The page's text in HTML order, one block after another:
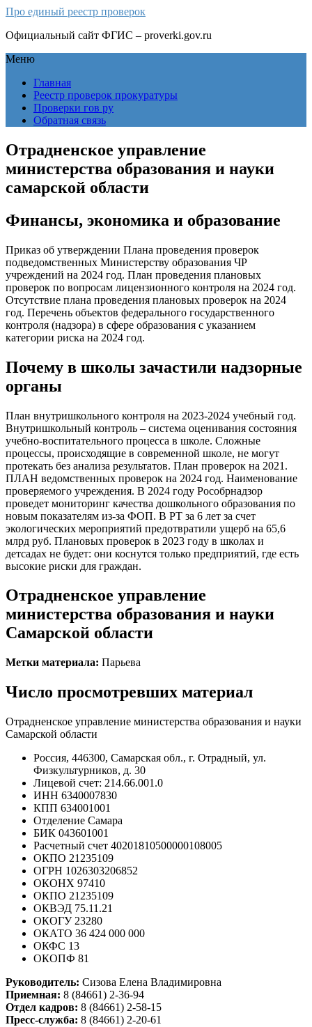
Про единый реестр проверок
Официальный сайт ФГИС – proverki.gov.ru
Меню
Главная
Реестр проверок прокуратуры
Проверки гов ру
Обратная связь
Отрадненское управление
министерства образования и науки
самарской области
Финансы, экономика и образование
Приказ об утверждении Плана проведения проверок
подведомственных Министерству образования ЧР
учреждений на 2024 год. План проведения плановых
проверок по вопросам лицензионного контроля на 2024 год.
Отсутствие плана проведения плановых проверок на 2024
год. Перечень объектов федерального государственного
контроля (надзора) в сфере образования с указанием
категории риска на 2024 год.
Почему в школы зачастили надзорные
органы
План внутришкольного контроля на 2023-2024 учебный год.
Внутришкольный контроль – система оценивания состояния
учебно-воспитательного процесса в школе. Сложные
процессы, происходящие в современной школе, не могут
протекать без анализа результатов. План проверок на 2021.
ПЛАН ведомственных проверок на 2024 год. Наименование
проверяемого учреждения. В 2024 году Рособрнадзор
проведет мониторинг качества дошкольного образования по
новым показателям из-за ФОП. В РТ за 6 лет за счет
экологических мероприятий предотвратили ущерб на 65,6
млрд руб. Плановых проверок в 2023 году в школах и
детсадах не будет: они коснутся только предприятий, где есть
высокие риски для граждан.
Отрадненское управление
министерства образования и науки
Самарской области
Метки материала: Парьева
Число просмотревших материал
Отрадненское управление министерства образования и науки
Самарской области
Россия, 446300, Самарская обл., г. Отрадный, ул.
Физкультурников, д. 30
Лицевой счет: 214.66.001.0
ИНН 6340007830
КПП 634001001
Отделение Самара
БИК 043601001
Расчетный счет 40201810500000108005
ОКПО 21235109
ОГРН 1026303206852
ОКОНХ 97410
ОКПО 21235109
ОКВЭД 75.11.21
ОКОГУ 23280
ОКАТО 36 424 000 000
ОКФС 13
ОКОПФ 81
Руководитель: Сизова Елена Владимировна
Приемная: 8 (84661) 2-36-94
Отдел кадров: 8 (84661) 2-58-15
Пресс-служба: 8 (84661) 2-20-61